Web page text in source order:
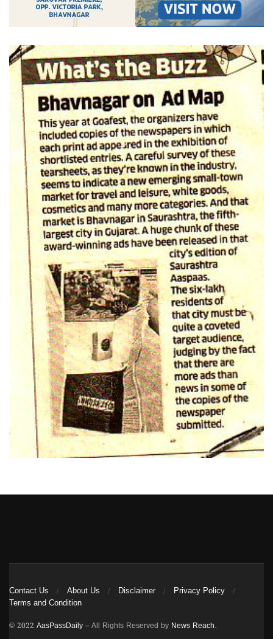
Contact Us About Us Disclaimer
Privacy Policy
Terms and Condition
© 2022 AasPassDaily – All Rights Reserved by News Reach.